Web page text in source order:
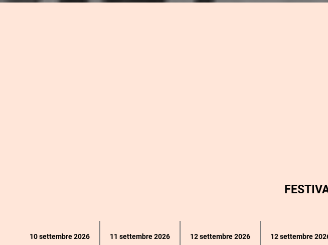
eventi
10 settembre 2026 11 settembre 2026 12 settembre 2026 12 settembre